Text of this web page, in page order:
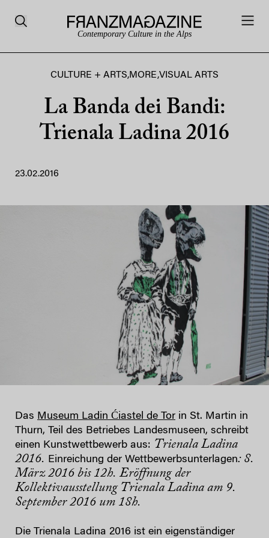
Contemporary Culture in the Alps
CULTURE + ARTS,MORE,VISUAL ARTS
La Banda dei Bandi:
Trienala Ladina 2016
23.02.2016
Das Museum Ladin Ćiastel de Tor in St. Martin in
Thurn, Teil des Betriebes Landesmuseen, schreibt
einen Kunstwettbewerb aus: Trienala Ladina
2016. Einreichung der Wettbewerbsunterlagen: 8.
März 2016 bis 12h. Eröffnung der
Kollektivausstellung Trienala Ladina am 9.
September 2016 um 18h.
Die Trienala Ladina 2016 ist ein eigenständiger